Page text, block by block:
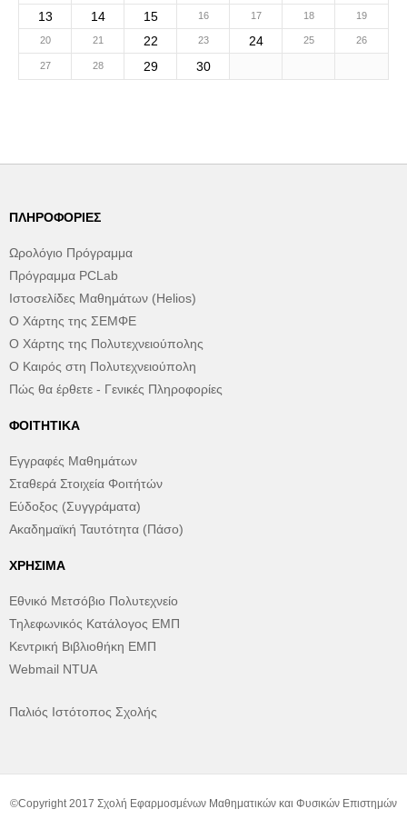
13 14 15 16 17 18 19
20 21 22 23 24 25 26
27 28 29 30
ΠΛΗΡΟΦΟΡΊΕΣ
Ωρολόγιο Πρόγραμμα
Πρόγραμμα PCLab
Ιστοσελίδες Μαθημάτων (Helios)
Ο Χάρτης της ΣΕΜΦΕ
Ο Χάρτης της Πολυτεχνειούπολης
Ο Καιρός στη Πολυτεχνειούπολη
Πώς θα έρθετε - Γενικές Πληροφορίες
ΦΟΙΤΗΤΙΚΆ
Εγγραφές Μαθημάτων
Σταθερά Στοιχεία Φοιτήτών
Εύδοξος (Συγγράματα)
Ακαδημαϊκή Ταυτότητα (Πάσο)
ΧΡΉΣΙΜΑ
Εθνικό Μετσόβιο Πολυτεχνείο
Τηλεφωνικός Κατάλογος ΕΜΠ
Κεντρική Βιβλιοθήκη ΕΜΠ
Webmail NTUA
Παλιός Ιστότοπος Σχολής
©Copyright 2017 Σχολή Εφαρμοσμένων Μαθηματικών και Φυσικών Επιστημών